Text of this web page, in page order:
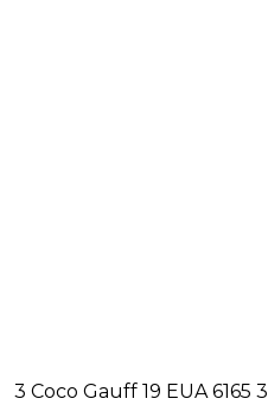
3 Coco Gauff 19 EUA 6165 3